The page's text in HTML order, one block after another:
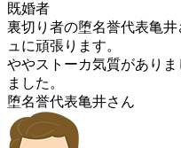
既婚者
裏切り者の堕名誉代表亀
ュに頑張ります。
ややストーカ気質があり
ました。
堕名誉代表亀井さん